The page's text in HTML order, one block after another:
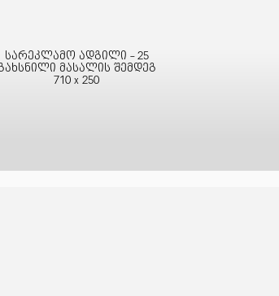
სარეკლამო ადგილი - 25
მასალის შემდეგ
710 x 250